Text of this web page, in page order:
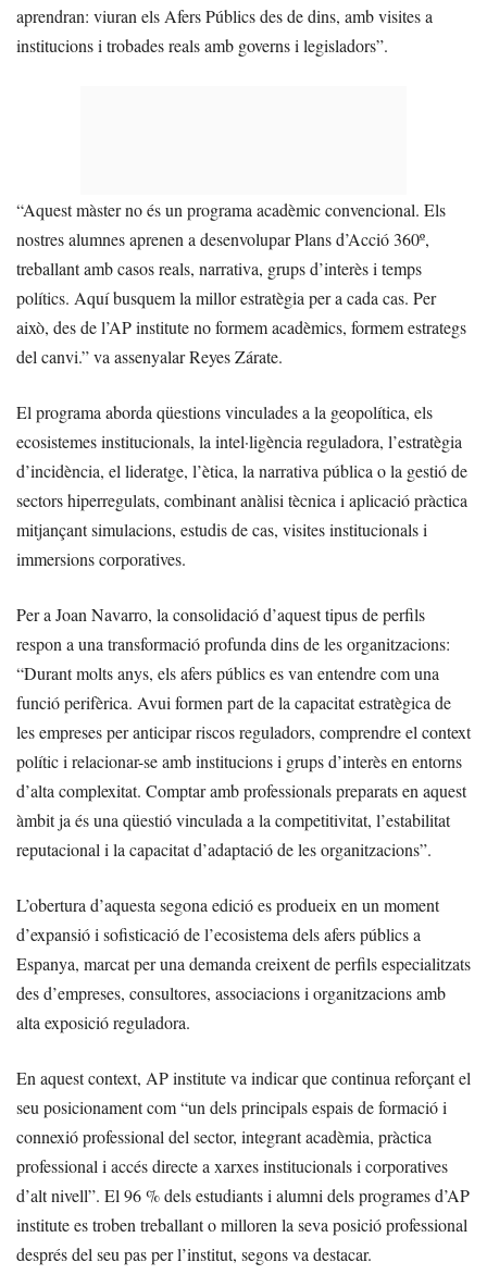
aprendran: viuran els Afers Públics des de dins, amb visites a
institucions i trobades reals amb governs i legisladors”.
“Aquest màster no és un programa acadèmic convencional. Els
nostres alumnes aprenen a desenvolupar Plans d’Acció 360º,
treballant amb casos reals, narrativa, grups d’interès i temps
polítics. Aquí busquem la millor estratègia per a cada cas. Per
això, des de l’AP institute no formem acadèmics, formem estrategs
del canvi.” va assenyalar Reyes Zárate.
El programa aborda qüestions vinculades a la geopolítica, els
ecosistemes institucionals, la intel·ligència reguladora, l’estratègia
d’incidència, el lideratge, l’ètica, la narrativa pública o la gestió de
sectors hiperregulats, combinant anàlisi tècnica i aplicació pràctica
mitjançant simulacions, estudis de cas, visites institucionals i
immersions corporatives.
Per a Joan Navarro, la consolidació d’aquest tipus de perfils
respon a una transformació profunda dins de les organitzacions:
“Durant molts anys, els afers públics es van entendre com una
funció perifèrica. Avui formen part de la capacitat estratègica de
les empreses per anticipar riscos reguladors, comprendre el context
polític i relacionar-se amb institucions i grups d’interès en entorns
d’alta complexitat. Comptar amb professionals preparats en aquest
àmbit ja és una qüestió vinculada a la competitivitat, l’estabilitat
reputacional i la capacitat d’adaptació de les organitzacions”.
L’obertura d’aquesta segona edició es produeix en un moment
d’expansió i sofisticació de l’ecosistema dels afers públics a
Espanya, marcat per una demanda creixent de perfils especialitzats
des d’empreses, consultores, associacions i organitzacions amb
alta exposició reguladora.
En aquest context, AP institute va indicar que continua reforçant el
seu posicionament com “un dels principals espais de formació i
connexió professional del sector, integrant acadèmia, pràctica
professional i accés directe a xarxes institucionals i corporatives
d’alt nivell”. El 96 % dels estudiants i alumni dels programes d’AP
institute es troben treballant o milloren la seva posició professional
després del seu pas per l’institut, segons va destacar.